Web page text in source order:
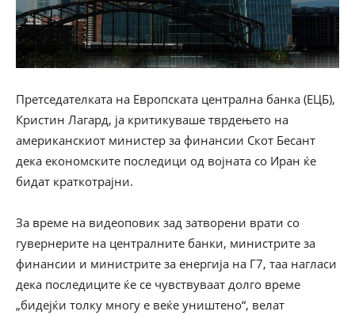
Претседателката на Европската централна банка (ЕЦБ),
Кристин Лагард, ја критикуваше тврдењето на
американскиот министер за финансии Скот Бесант
дека економските последици од војната со Иран ќе
бидат краткотрајни.
За време на видеоповик зад затворени врати со
гувернерите на централните банки, министрите за
финансии и министрите за енергија на Г7, таа нагласи
дека последиците ќе се чувствуваат долго време
„бидејќи толку многу е веќе уништено“, велат